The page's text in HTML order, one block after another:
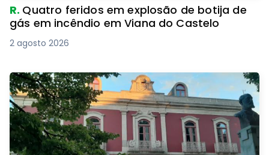
R. Quatro feridos em explosão de botija de
gás em incêndio em Viana do Castelo
2 agosto 2026